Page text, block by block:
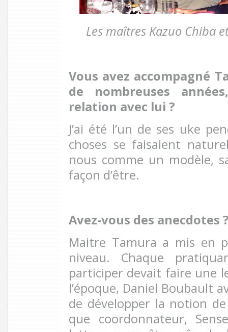
Les maîtres Kazuo Chiba
Vous avez accompagné
de nombreuses
relation avec lui ?
J’ai été l’un de ses uke
choses se faisaient
nous comme un modèle,
façon d’être.
Avez-vous des anecdotes
Maitre Tamura a mis en
niveau. Chaque
participer devait faire une
l’époque, Daniel Boubault
de développer la notion
que coordonnateur,